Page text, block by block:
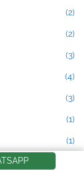
(2)
(2)
(3)
(4)
(3)
(1)
(1)